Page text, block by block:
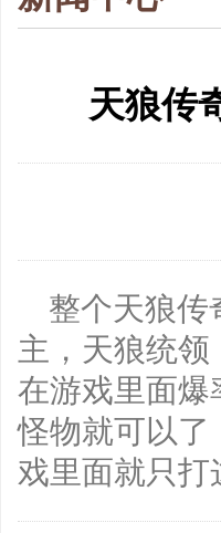
天狼传
整个天狼传
主，天狼统
在游戏里面爆
怪物就可以了
戏里面就只打